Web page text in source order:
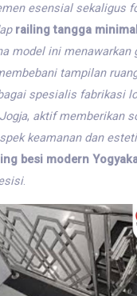
esensial sekaligus
railing tangga
model ini menawarkan
tampilan
spesialis fabrikasi
Jogja, aktif memberikan
keamanan dan
besi modern
.